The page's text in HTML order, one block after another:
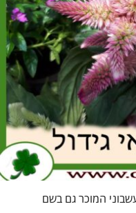
המוכר גם בשם